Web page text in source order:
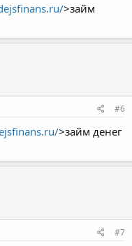
>займ
#6
>займ денег
#7